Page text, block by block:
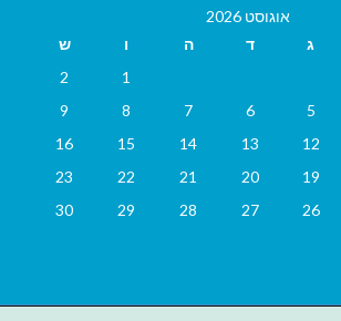
אוגוסט 2026
ג ד ה ו
ש
1
2
5
6
7
8
9
12
13
14
15
16
19
20
21
22
23
26
27
28
29
30